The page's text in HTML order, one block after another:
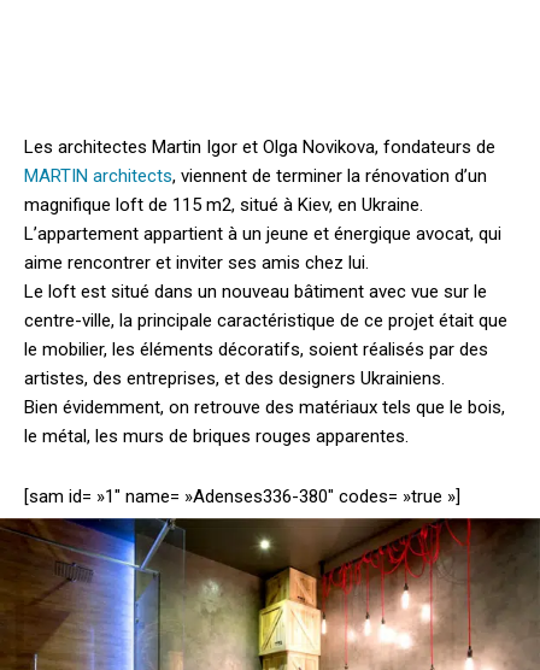
Les architectes Martin Igor et Olga Novikova, fondateurs de
MARTIN architects, viennent de terminer la rénovation d’un
magnifique loft de 115 m2, situé à Kiev, en Ukraine.
L’appartement appartient à un jeune et énergique avocat, qui
aime rencontrer et inviter ses amis chez lui.
Le loft est situé dans un nouveau bâtiment avec vue sur le
centre-ville, la principale caractéristique de ce projet était que
le mobilier, les éléments décoratifs, soient réalisés par des
artistes, des entreprises, et des designers Ukrainiens.
Bien évidemment, on retrouve des matériaux tels que le bois,
le métal, les murs de briques rouges apparentes.
[sam id= »1″ name= »Adenses336-380″ codes= »true »]